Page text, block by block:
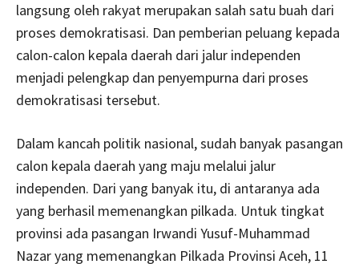
langsung oleh rakyat merupakan salah satu buah dari
proses demokratisasi. Dan pemberian peluang kepada
calon-calon kepala daerah dari jalur independen
menjadi pelengkap dan penyempurna dari proses
demokratisasi tersebut.
Dalam kancah politik nasional, sudah banyak pasangan
calon kepala daerah yang maju melalui jalur
independen. Dari yang banyak itu, di antaranya ada
yang berhasil memenangkan pilkada. Untuk tingkat
provinsi ada pasangan Irwandi Yusuf-Muhammad
Nazar yang memenangkan Pilkada Provinsi Aceh, 11